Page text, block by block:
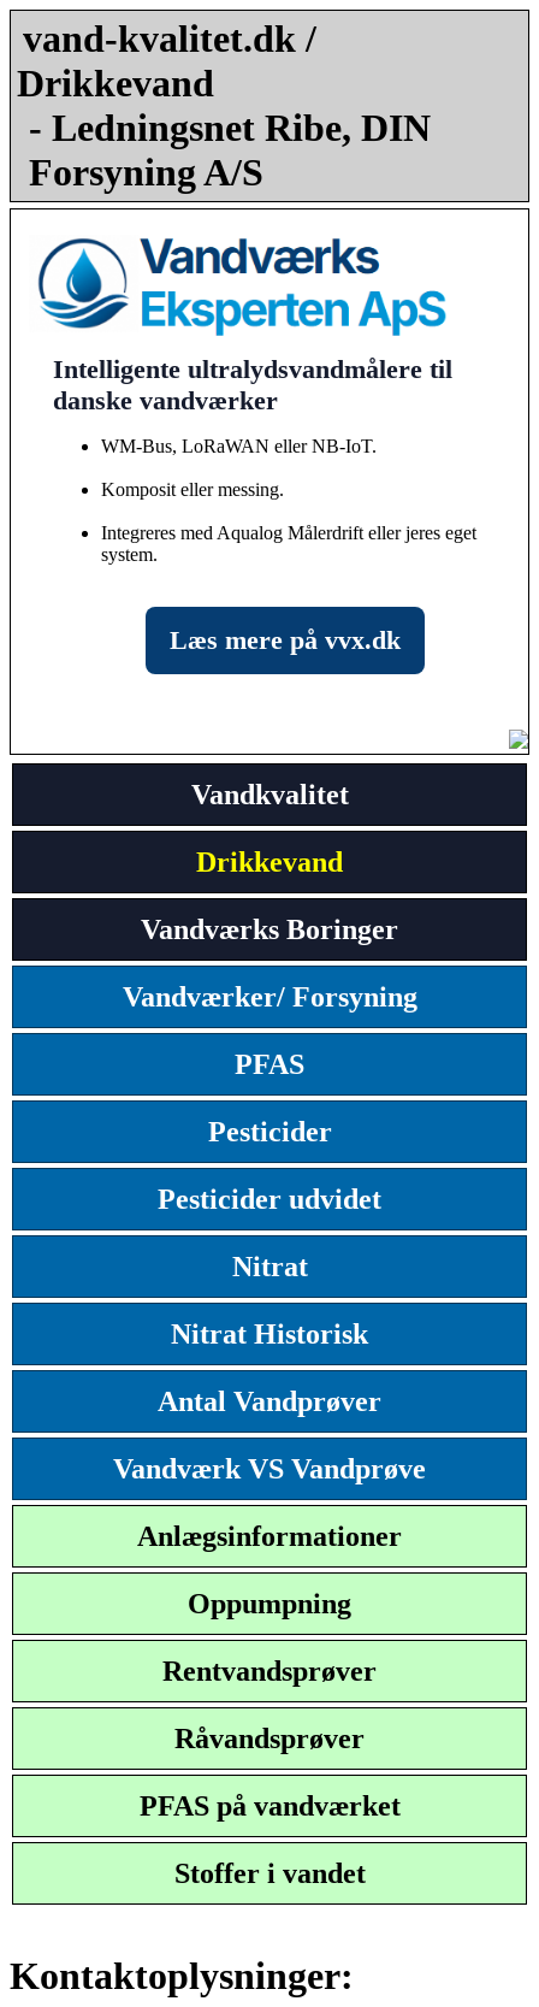
vand-kvalitet.dk /
Drikkevand
- Ledningsnet Ribe, DIN
Forsyning A/S
Intelligente ultralydsvandmålere til
danske vandværker
WM-Bus, LoRaWAN eller NB-IoT.
Komposit eller messing.
Integreres med Aqualog Målerdrift eller jeres eget
system.
Læs mere på vvx.dk
Vandkvalitet
Drikkevand
Vandværks Boringer
Vandværker/ Forsyning
PFAS
Pesticider
Pesticider udvidet
Nitrat
Nitrat Historisk
Antal Vandprøver
Vandværk VS Vandprøve
Anlægsinformationer
Oppumpning
Rentvandsprøver
Råvandsprøver
PFAS på vandværket
Stoffer i vandet
Kontaktoplysninger: